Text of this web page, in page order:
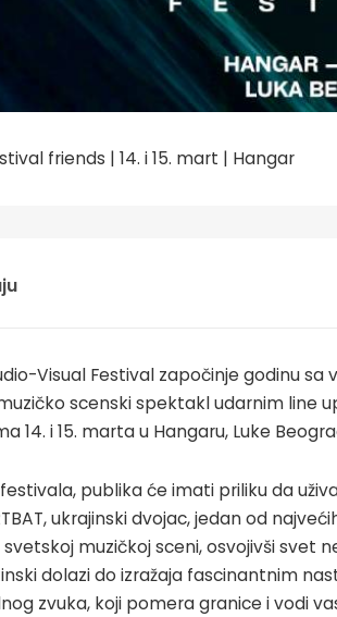
friends | 14. i 15. mart | Hangar
Visual Festival započinje godinu
scenski spektakl udarnim line
14. i 15. marta u Hangaru, Luke
publika će imati priliku da
ukrajinski dvojac, jedan od
muzičkoj sceni, osvojivši svet
dolazi do izražaja fascinantnim
zvuka, koji pomera granice i vodi